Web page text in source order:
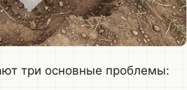
три основные проблемы: